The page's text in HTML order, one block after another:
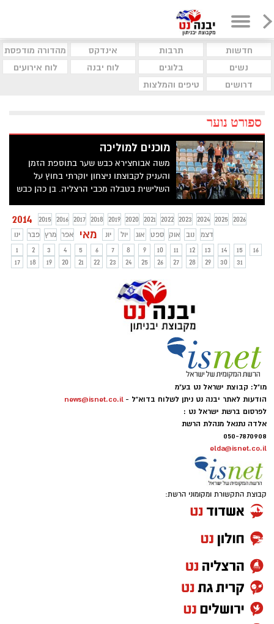
חדשות תרבות אינדקס
מהדורה מודפסת
נשים
בלוגים לוח יבנה
לוח אירועים
דרושים
טיפים והמלצות
ספורט נוער
מוכנים למוליכה
משה אבוחצירא כבש שער בתוספת הזמן
והעניק לקבוצתו ניצחון יוקרתי בחוץ על
השלישית בטבלה מכבי הרצליה. בן כהן כבש
מוכנה לקראת המשחק מול העולה הטרייה
לליגת העל נס ציונה
2014 2015 2016 2017 2018 2019 2020 2021 2022 2023 2024 2025
2026
ינו
פבר מרץ אפר מאי יונ יול אוג ספט אוק נוב
דצמ
1
2 3 4 5 6 7 8 9 10 11 12 13 14 15
16
17
18 19 20 21 22 23 24 25 26 27 28 29 30 31
מו"ל: קבוצת ישראל נט בע"מ
הודעות לאתר יבנה נט ניתן לשלוח בדוא"ל - news@isnet.co.il
לפרסום ברשת ישראל נט :
אלדה נתנאל מנהלת הרשת
050-7870908
elda@isnet.co.il
קבוצת התקשורת ומקומוני הרשת: